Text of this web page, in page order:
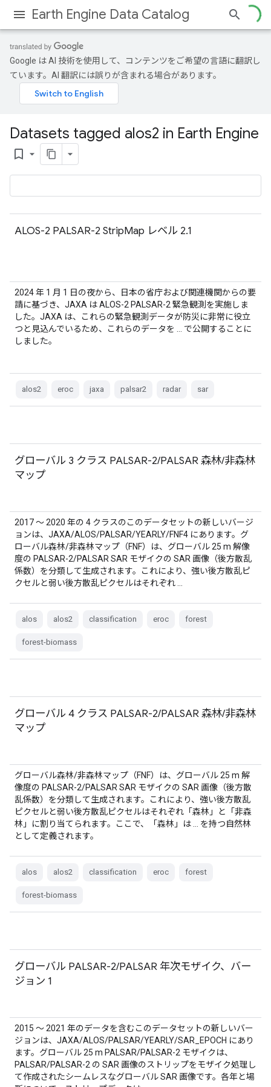
Earth Engine Data Catalog
Google は AI 技術を使用して、コンテンツをご希望の言語に翻訳し
ています。AI 翻訳には誤りが含まれる場合があります。
Datasets tagged alos2 in Earth Engine
bookmark_border
ALOS-2 PALSAR-2 StripMap レベル 2.1
2024 年 1 月 1 日の夜から、日本の省庁および関連機関からの要
請に基づき、JAXA は ALOS-2 PALSAR-2 緊急観測を実施しま
した。JAXA は、これらの緊急観測データが防災に非常に役立
つと見込んでいるため、これらのデータを … で公開することに
しました。
alos2 eroc jaxa palsar2 radar sar
グローバル 3 クラス PALSAR-2/PALSAR 森林/非森林
マップ
2017 ～ 2020 年の 4 クラスのこのデータセットの新しいバージ
ョンは、JAXA/ALOS/PALSAR/YEARLY/FNF4 にあります。グ
ローバル森林/非森林マップ（FNF）は、グローバル 25 m 解像
度の PALSAR-2/PALSAR SAR モザイクの SAR 画像（後方散乱
係数）を分類して生成されます。これにより、強い後方散乱ピ
クセルと弱い後方散乱ピクセルはそれぞれ …
alos alos2 classification eroc forest
forest-biomass
グローバル 4 クラス PALSAR-2/PALSAR 森林/非森林
マップ
グローバル森林/非森林マップ（FNF）は、グローバル 25 m 解
像度の PALSAR-2/PALSAR SAR モザイクの SAR 画像（後方散
乱係数）を分類して生成されます。これにより、強い後方散乱
ピクセルと弱い後方散乱ピクセルはそれぞれ「森林」と「非森
林」に割り当てられます。ここで、「森林」は … を持つ自然林
として定義されます。
alos alos2 classification eroc forest
forest-biomass
グローバル PALSAR-2/PALSAR 年次モザイク、バー
ジョン 1
2015 ～ 2021 年のデータを含むこのデータセットの新しいバー
ジョンは、JAXA/ALOS/PALSAR/YEARLY/SAR_EPOCH にあり
ます。グローバル 25 m PALSAR/PALSAR-2 モザイクは、
PALSAR/PALSAR-2 の SAR 画像のストリップをモザイク処理し
て作成されたシームレスなグローバル SAR 画像です。各年と場